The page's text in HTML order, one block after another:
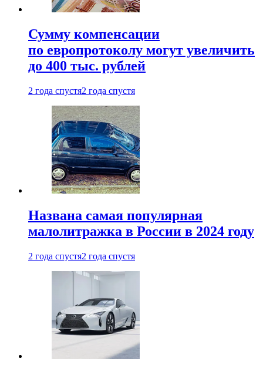
Сумму компенсации
по европротоколу могут увеличить
до 400 тыс. рублей
2 года спустя2 года спустя
Названа самая популярная
малолитражка в России в 2024 году
2 года спустя2 года спустя